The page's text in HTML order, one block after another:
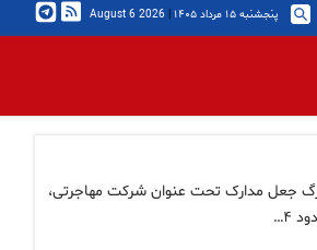
پنجشنبه ۱۵ مرداد ۱۴۰۵ |
2026 August 6
جعل مدارک تحت عنوان شرکت مهاجرتی،